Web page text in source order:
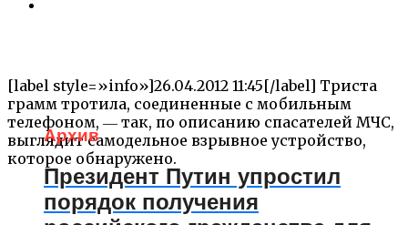
[label style=»info»]26.04.2012 11:45[/label] Триста
грамм тротила, соединенные с мобильным
телефоном, ― так, по описанию спасателей МЧС,
выглядит самодельное взрывное устройство,
которое обнаружено.
Архив
Президент Путин упростил
порядок получения